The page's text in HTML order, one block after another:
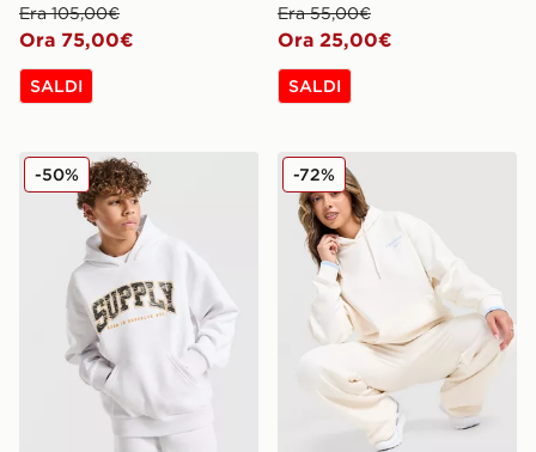
Era 105,00€
Ora 75,00€
SALDI
Era 55,00€
Ora 25,00€
SALDI
Supply & Demand Felpa con Cappuccio Brickshaw
-50% Reebok Felpa con
-72%